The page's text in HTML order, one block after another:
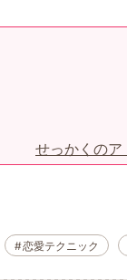
せっかくの
恋愛テクニック